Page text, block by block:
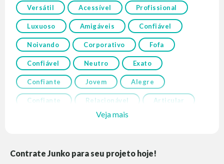
Versátil Acessível Profissional
Luxuoso Amigáveis Confiável
Noivando Corporativo Fofa
Confiável Neutro Exato
Confiante Jovem Alegre
Confiante Relacionável Articular
Veja mais
Contrate Junko para seu projeto hoje!